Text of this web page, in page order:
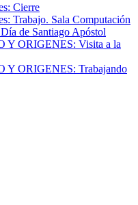
Cierre
Trabajo. Sala Computación
de Santiago Apóstol
ORIGENES: Visita a la
ORIGENES: Trabajando